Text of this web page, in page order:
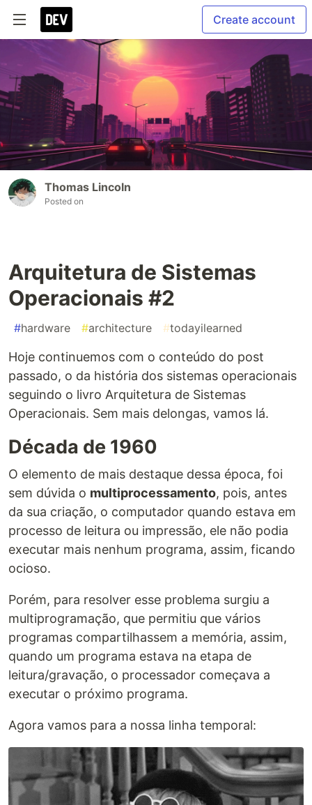
Create account
Thomas Lincoln
Posted on
Arquitetura de Sistemas
Operacionais #2
#hardware #architecture #todayilearned
Hoje continuemos com o conteúdo do post
passado, o da história dos sistemas operacionais
seguindo o livro Arquitetura de Sistemas
Operacionais. Sem mais delongas, vamos lá.
Década de 1960
O elemento de mais destaque dessa época, foi
sem dúvida o multiprocessamento, pois, antes
da sua criação, o computador quando estava em
processo de leitura ou impressão, ele não podia
executar mais nenhum programa, assim, ficando
ocioso.
Porém, para resolver esse problema surgiu a
multiprogramação, que permitiu que vários
programas compartilhassem a memória, assim,
quando um programa estava na etapa de
leitura/gravação, o processador começava a
executar o próximo programa.
Agora vamos para a nossa linha temporal: